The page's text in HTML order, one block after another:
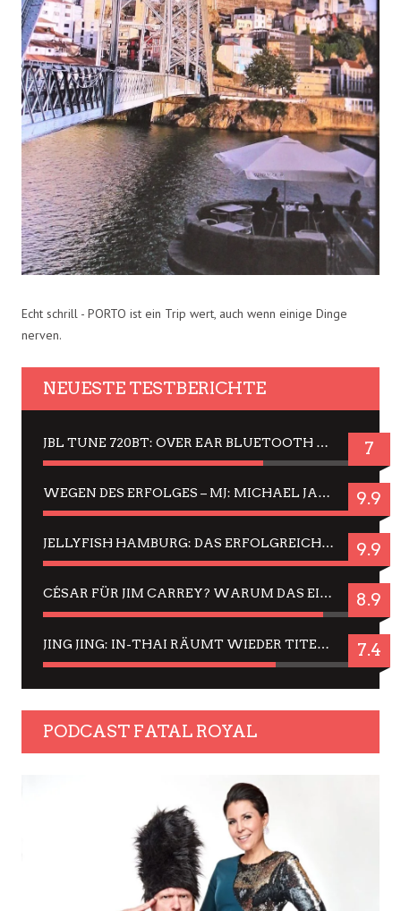
Echt schrill - PORTO ist ein Trip wert, auch wenn einige Dinge
nerven.
NEUESTE TESTBERICHTE
JBL TUNE 720BT: OVER EAR BLUETOOTH KOPFHÖRER UM DIE 50,-€ IM DAUER-TEST 7
WEGEN DES ERFOLGES – MJ: MICHAEL JACKSON MUSICAL IN EINER MATINEE SEHEN 9.9
JELLYFISH HAMBURG: DAS ERFOLGREICHE SOMMER-MENÜ 2025 IN GEFÜHLEN UND BILDERN 9.9
CÉSAR FÜR JIM CARREY? WARUM DAS EINER DER NERVIGSTEN ACTORS IST UND BLEIBT 8.9
JING JING: IN-THAI RÄUMT WIEDER TITEL AB – EIN ZWEI-STUNDEN-ERLEBNISBERICHT 7.4
PODCAST FATAL ROYAL